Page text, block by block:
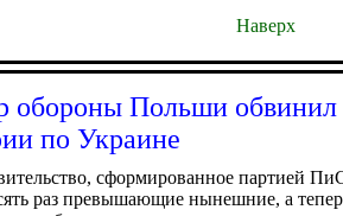
Наверх
обороны Польши
по Украине
сформированное партией
раз превышающие нынешние, а